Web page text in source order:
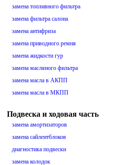
замена топливного фильтра
замена фильтра салона
замена антифриза
замена приводного ремня
замена жидкости гур
замена масляного фильтра
замена масла в АКПП
замена масла в МКПП
Подвеска и ходовая часть
замена амортизаторов
замена сайлентблоков
диагностика подвески
замена колодок